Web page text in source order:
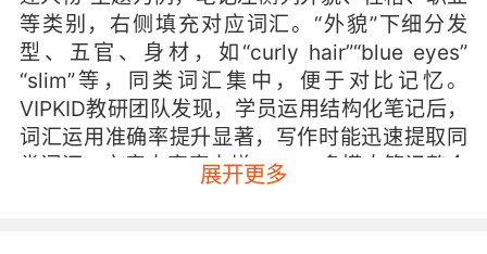
等类别，右侧填充对应词汇。“外貌”下细分发
型、五官、身材，如“curly hair”“blue eyes”
“slim”等，同类词汇集中，便于对比记忆。
VIPKID教研团队发现，学员运用结构化笔记后，
词汇运用准确率提升显著，写作时能迅速提取同
类词汇，文章丰富度大增。 二、多模态笔记整合
单一文字笔记枯燥且难还原课堂情境，多模态整
展开更多